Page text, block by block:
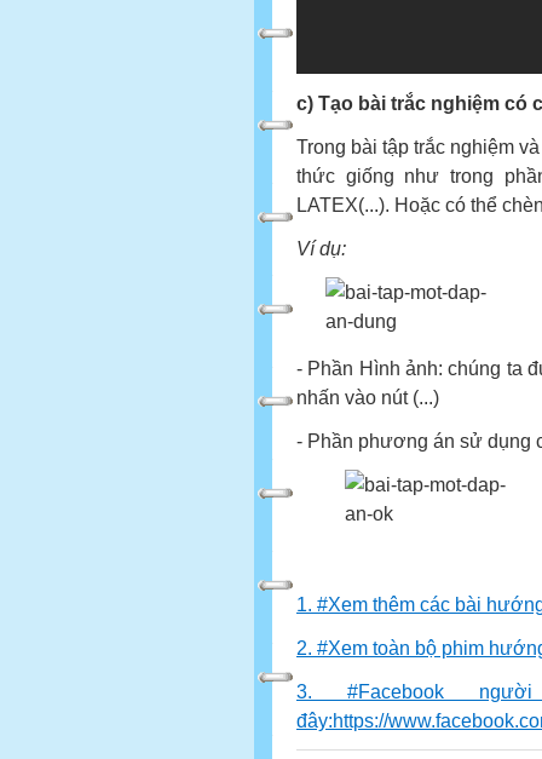
c) Tạo bài trắc nghiệm có
Trong bài tập trắc nghiệm
thức giống như trong
LATEX(...). Hoặc có thể
Ví dụ:
- Phần Hình ảnh: chúng ta
nhấn vào nút (...)
- Phần phương án sử dụng
1. #Xem thêm các bài
2. #Xem toàn bộ phim
3. #Facebook
đây:https://